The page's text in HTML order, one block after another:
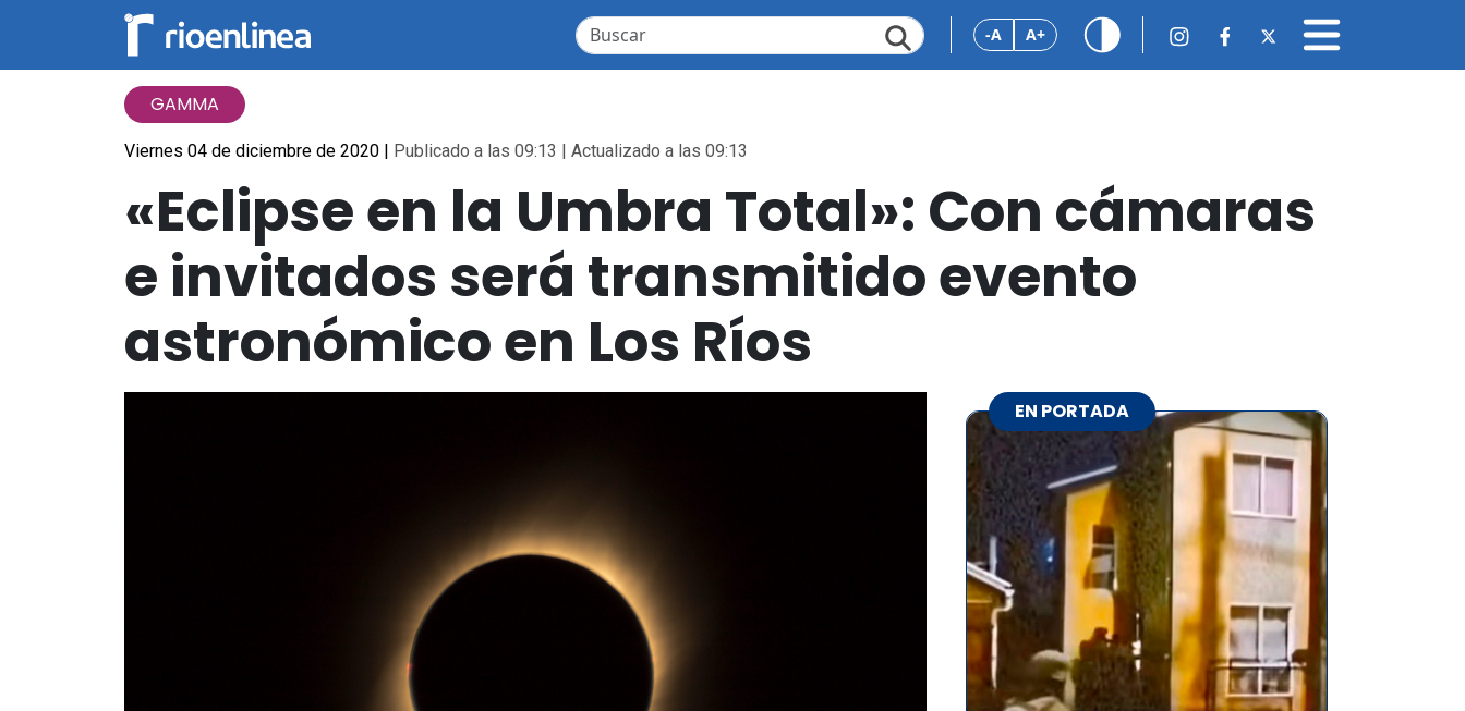
-A A+
GAMMA
Viernes 04 de diciembre de 2020 | Publicado a las 09:13 | Actualizado a las 09:13
«Eclipse en la Umbra Total»: Con cámaras
e invitados será transmitido evento
astronómico en Los Ríos
EN PORTADA